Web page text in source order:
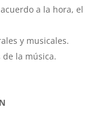
a la hora, el
y musicales.
la música.